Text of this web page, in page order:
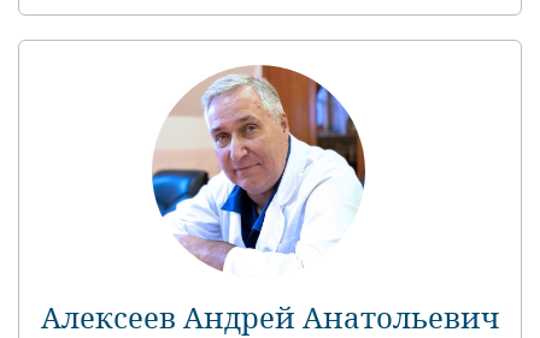
Алексеев Андрей Анатольевич